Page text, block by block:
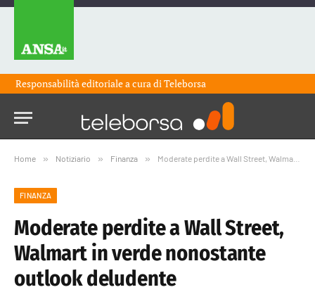
Responsabilità editoriale a cura diTeleborsa
Home » Notiziario » Finanza » Moderate perdite a Wall Street, Walmart in verde nonostante outlook deludente
FINANZA
Moderate perdite a Wall Street,
Walmart in verde nonostante
outlook deludente